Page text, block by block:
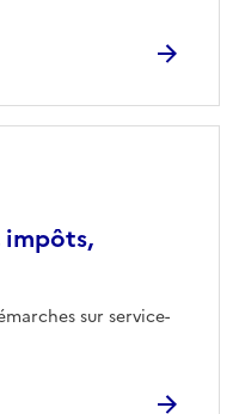
impôts,
sur service-